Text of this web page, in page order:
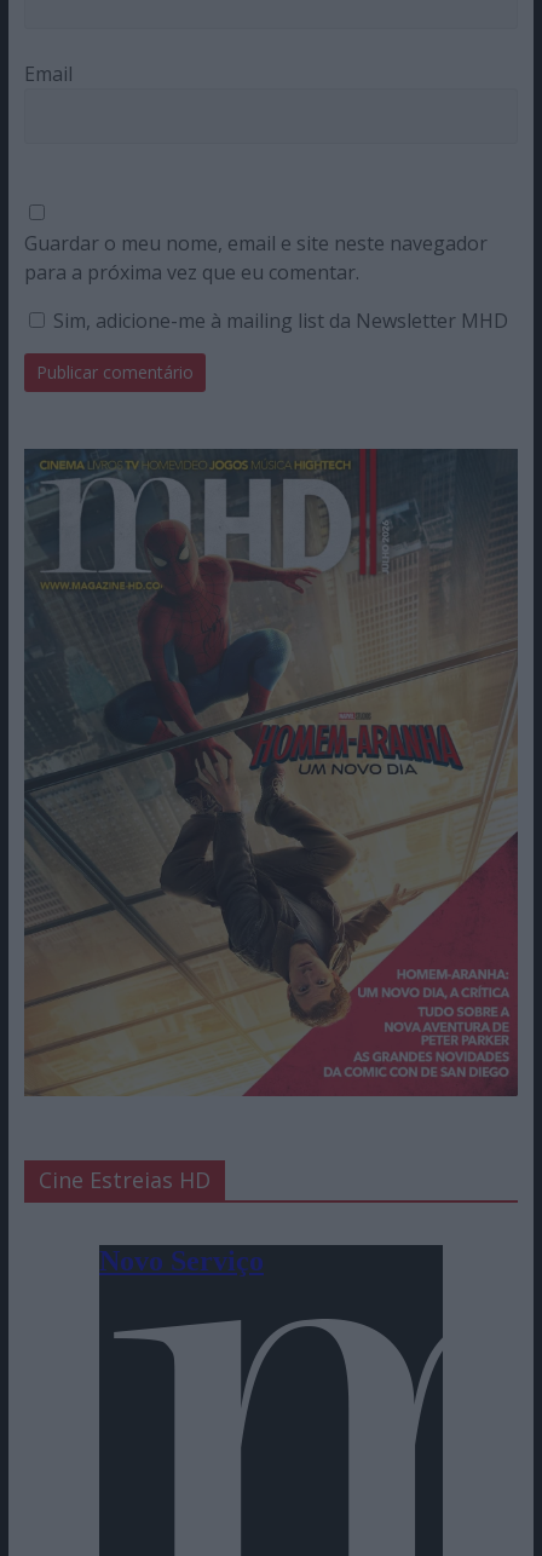
Email
Guardar o meu nome, email e site neste navegador
para a próxima vez que eu comentar.
Sim, adicione-me à mailing list da Newsletter MHD
Cine Estreias HD